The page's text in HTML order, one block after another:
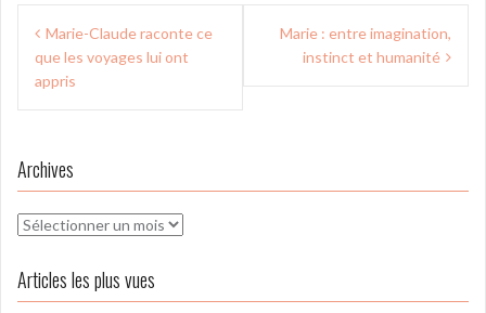
Navigation
de
l’article
Marie-Claude raconte ce
que les voyages lui ont
appris
Marie : entre imagination,
instinct et humanité
Archives
Archives
Articles les plus vues